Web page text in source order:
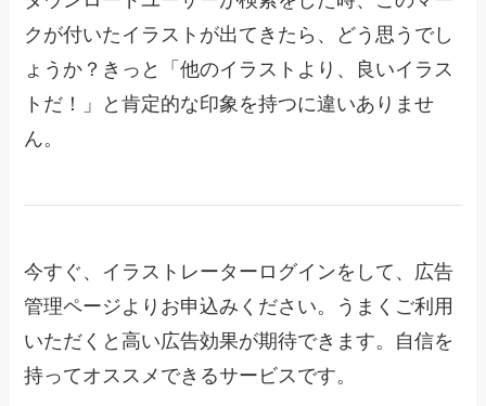
クが付いたイラストが出てきたら、どう思うでし
ょうか？きっと「他のイラストより、良いイラス
トだ！」と肯定的な印象を持つに違いありませ
ん。
今すぐ、イラストレーターログインをして、広告
管理ページよりお申込みください。うまくご利用
いただくと高い広告効果が期待できます。自信を
持ってオススメできるサービスです。